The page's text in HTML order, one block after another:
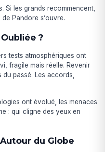
Si les grands recommencent,
Pandore s’ouvre.
?
tests atmosphériques ont
fragile mais réelle. Revenir
passé. Les accords,
ont évolué, les menaces
: qui cligne des yeux en
du Globe